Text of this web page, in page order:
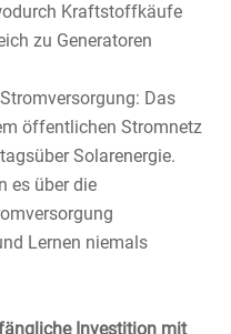
Kraftstoffkäufe
zu Generatoren
Das
öffentlichen Stromnetz
Solarenergie.
es über die
Lernen niemals
Investition mit